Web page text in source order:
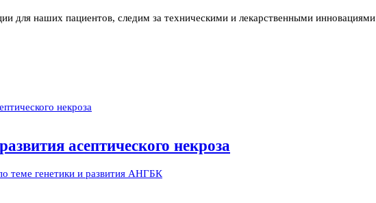
для наших пациентов, следим за техническими и лекарственными инновациями
асептического некроза